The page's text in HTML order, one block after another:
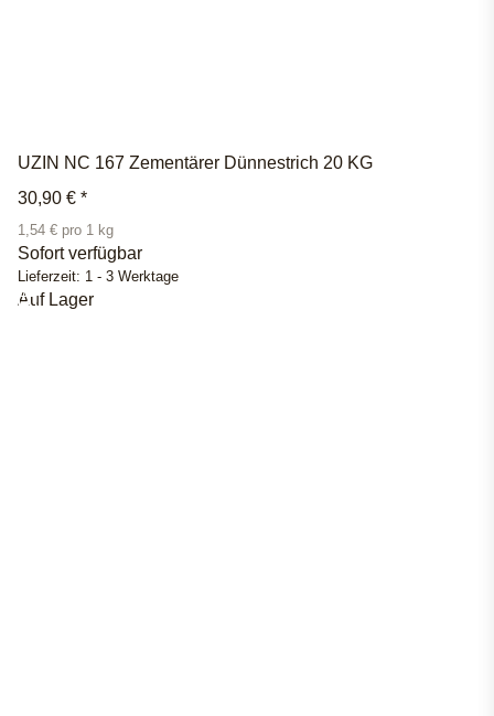
UZIN NC 167 Zementärer Dünnestrich 20 KG
30,90 € *
1,54 € pro 1 kg
Sofort verfügbar
Lieferzeit: 1 - 3 Werktage
Auf Lager